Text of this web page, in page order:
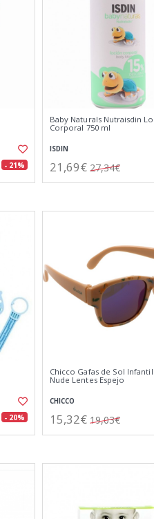
- 21%
Baby Naturals Nutraisdin
Corporal 750 ml
ISDIN
21,69€ 27,34€
- 20%
Chicco Gafas de Sol
Nude Lentes Espejo
CHICCO
15,32€ 19,03€